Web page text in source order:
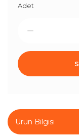
Adet
Ürün Bilgisi